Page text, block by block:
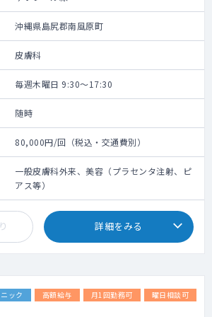
沖縄県島尻郡南風原町
皮膚科
毎週木曜日 9:30～17:30
随時
80,000円/回（税込・交通費別）
一般皮膚科外来、美容（プラセンタ注射、ピ
アス等）
詳細をみる
ック 高額給与 月1回勤務可
曜日相談可